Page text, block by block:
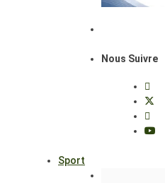
Nous Suivre
Sport